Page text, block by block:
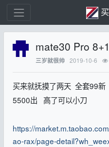
mate30 Pro
三岁就很帅 2019-10-6
买来就抚摸了两天 全套99
5500出 高了可以小刀
https://
ao-rax/page-